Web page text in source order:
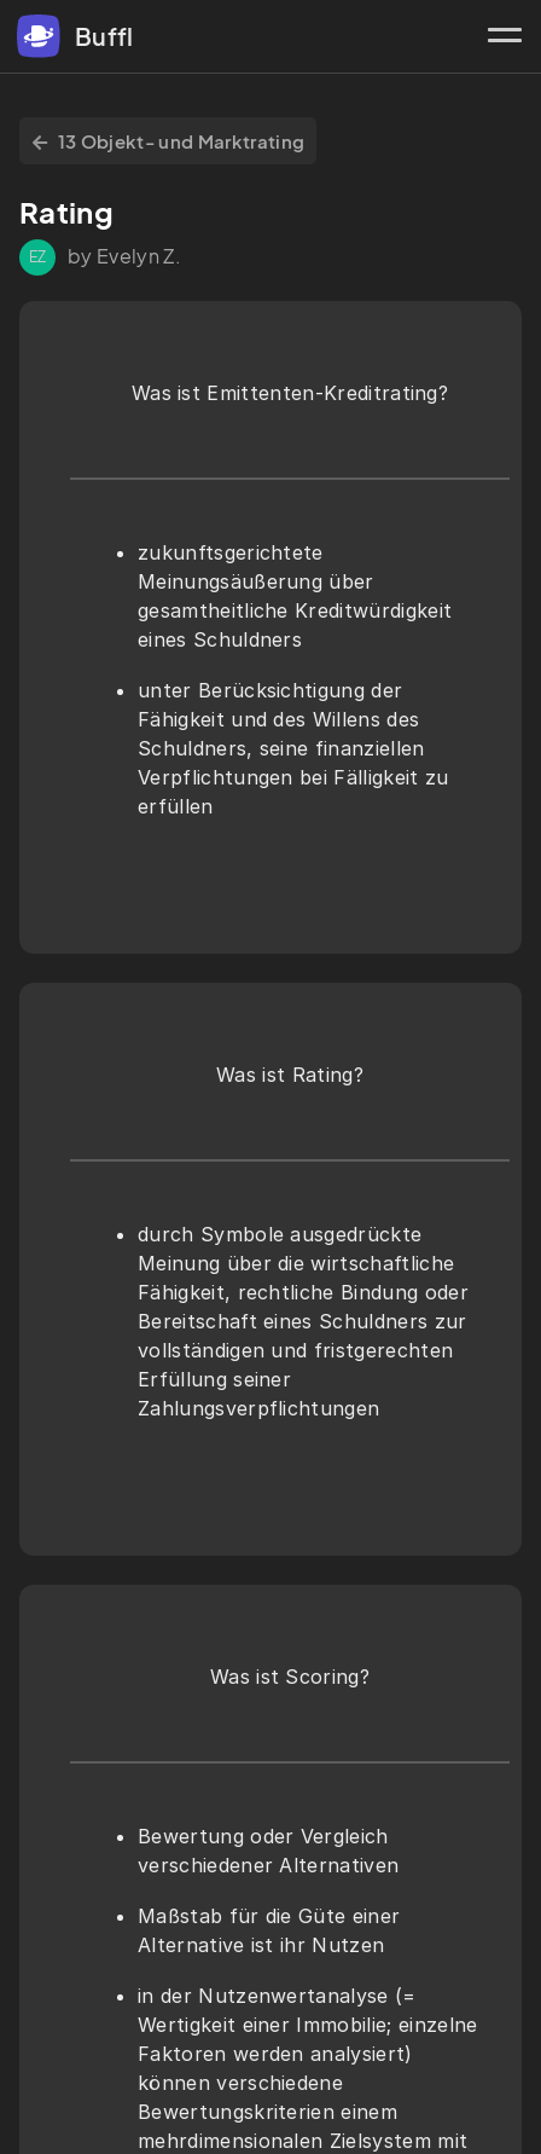
Buffl
13 Objekt- und Marktrating
Rating
EZ by Evelyn Z.
Was ist Emittenten-Kreditrating?
zukunftsgerichtete
Meinungsäußerung über
gesamtheitliche Kreditwürdigkeit
eines Schuldners
unter Berücksichtigung der
Fähigkeit und des Willens des
Schuldners, seine finanziellen
Verpflichtungen bei Fälligkeit zu
erfüllen
Was ist Rating?
durch Symbole ausgedrückte
Meinung über die wirtschaftliche
Fähigkeit, rechtliche Bindung oder
Bereitschaft eines Schuldners zur
vollständigen und fristgerechten
Erfüllung seiner
Zahlungsverpflichtungen
Was ist Scoring?
Bewertung oder Vergleich
verschiedener Alternativen
Maßstab für die Güte einer
Alternative ist ihr Nutzen
in der Nutzenwertanalyse (=
Wertigkeit einer Immobilie; einzelne
Faktoren werden analysiert)
können verschiedene
Bewertungskriterien einem
mehrdimensionalen Zielsystem mit